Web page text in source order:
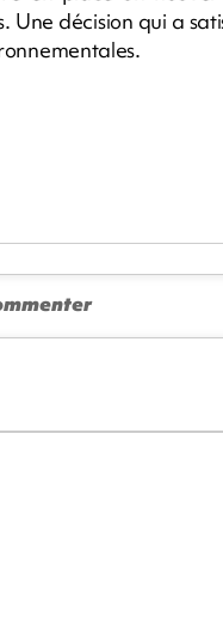
Une décision qui a